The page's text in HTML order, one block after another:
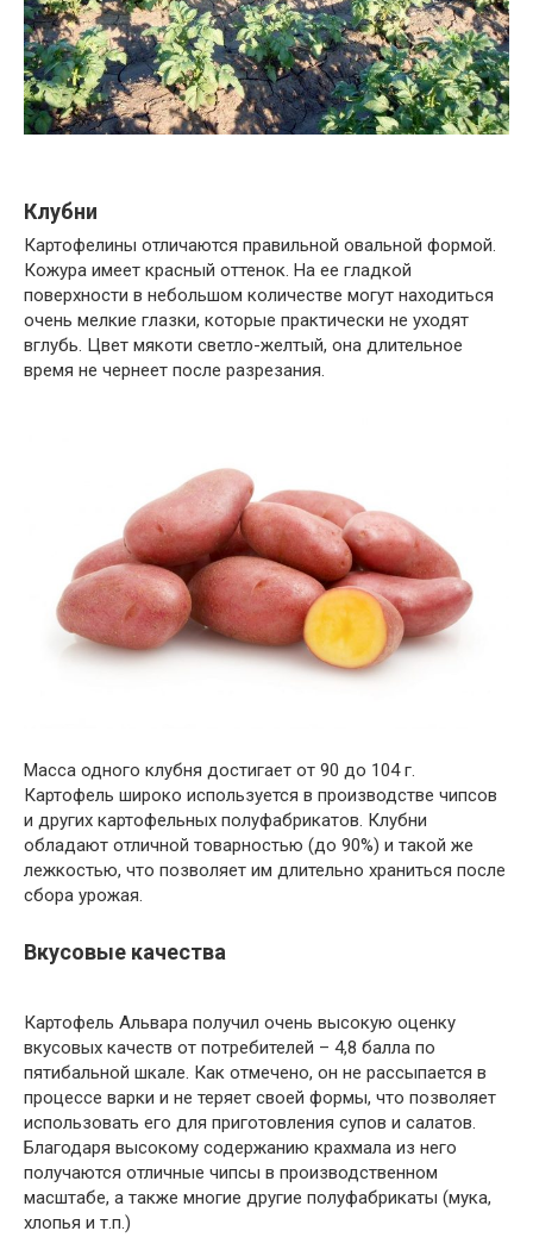
Клубни
Картофелины отличаются правильной овальной формой.
Кожура имеет красный оттенок. На ее гладкой
поверхности в небольшом количестве могут находиться
очень мелкие глазки, которые практически не уходят
вглубь. Цвет мякоти светло-желтый, она длительное
время не чернеет после разрезания.
Масса одного клубня достигает от 90 до 104 г.
Картофель широко используется в производстве чипсов
и других картофельных полуфабрикатов. Клубни
обладают отличной товарностью (до 90%) и такой же
лежкостью, что позволяет им длительно храниться после
сбора урожая.
Вкусовые качества
Картофель Альвара получил очень высокую оценку
вкусовых качеств от потребителей – 4,8 балла по
пятибальной шкале. Как отмечено, он не рассыпается в
процессе варки и не теряет своей формы, что позволяет
использовать его для приготовления супов и салатов.
Благодаря высокому содержанию крахмала из него
получаются отличные чипсы в производственном
масштабе, а также многие другие полуфабрикаты (мука,
хлопья и т.п.)